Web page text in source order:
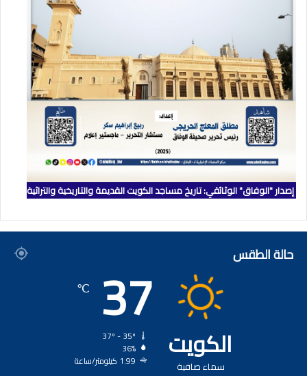
إصدار "الوفاق" الوثائقي: تاريخ مساجد الكويت القديمة والتاريخية والتراثية
حالة الطقس
الكويت
سماء صافية
37
℃
36%
1.99 كيلومتر/ساعة